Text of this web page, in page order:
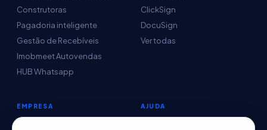
Construtoras
Pagadoria inteligente
Gestão de Recebíveis
Imobmeet Autovendas
HUB Whatsapp
ClickSign
DocuSign
Ver todas
EMPRESA AJUDA